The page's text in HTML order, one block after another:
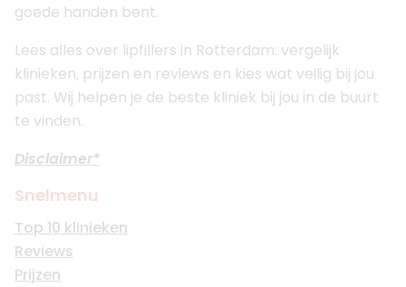
goede handen bent.
Lees alles over lipfillers in Rotterdam: vergelijk
klinieken, prijzen en reviews en kies wat veilig bij jou
past. Wij helpen je de beste kliniek bij jou in de buurt
te vinden.
Disclaimer*
Snelmenu
Top 10 klinieken
Reviews
Prijzen